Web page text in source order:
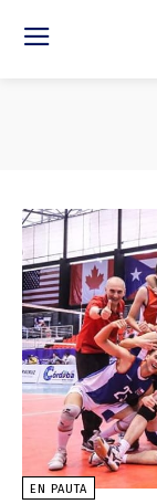
EN PAUTA